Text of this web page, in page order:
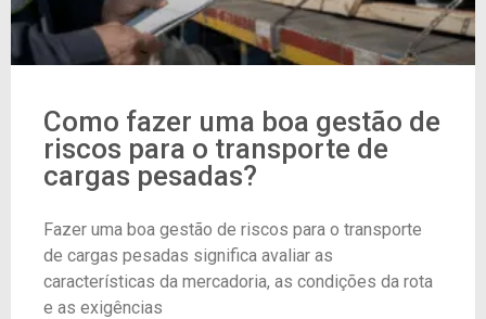
Como fazer uma boa gestão de
riscos para o transporte de
cargas pesadas?
Fazer uma boa gestão de riscos para o transporte
de cargas pesadas significa avaliar as
características da mercadoria, as condições da rota
e as exigências